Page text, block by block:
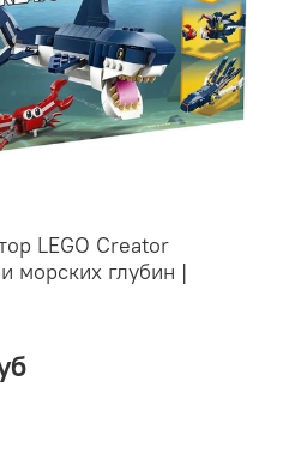
LEGO Creator
морских глубин |